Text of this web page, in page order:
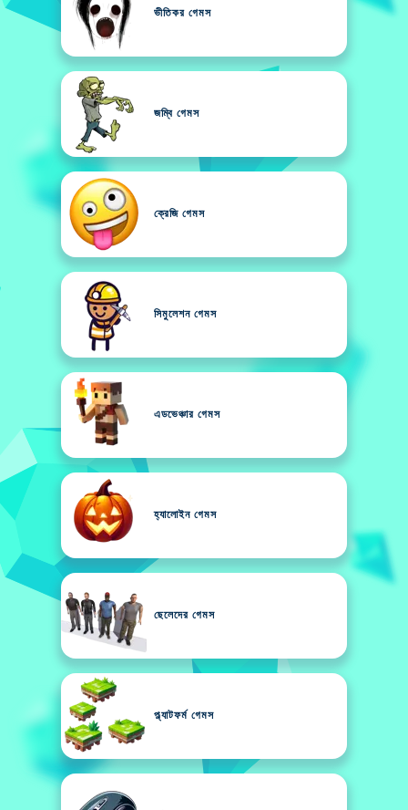
ভীতিকর গেমস
জম্বি গেমস
ক্রেজি গেমস
সিমুলেশন গেমস
এডভেঞ্চার গেমস
হ্যালোইন গেমস
ছেলেদের গেমস
প্ল্যাটফর্ম গেমস